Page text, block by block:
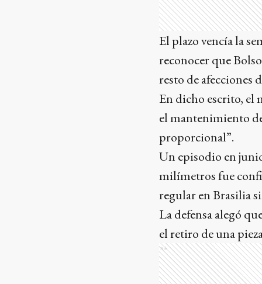
El plazo vencía la
reconocer que
resto de afecciones
En dicho escrito, el
el mantenimiento
proporcional”.
Un episodio en
milímetros fue
regular en Brasilia
La defensa alegó
el retiro de una
Ads